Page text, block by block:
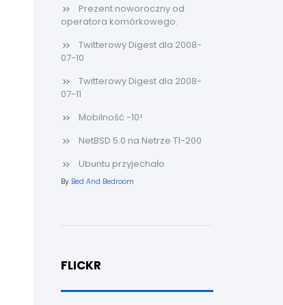
Prezent noworoczny od
operatora komórkowego.
Twitterowy Digest dla 2008-
07-10
Twitterowy Digest dla 2008-
07-11
Mobilność -10!
NetBSD 5.0 na Netrze T1-200
Ubuntu przyjechało
By Bed And Bedroom
FLICKR